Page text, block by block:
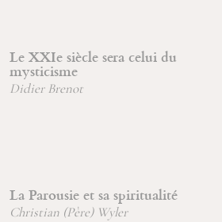
sera celui du
et sa spiritualité
Wyler